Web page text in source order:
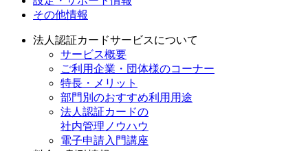
その他情報
法人認証カードサービスについて
サービス概要
ご利用企業・団体様のコーナー
特長・メリット
部門別のおすすめ利用用途
法人認証カードの
社内管理ノウハウ
電子申請入門講座